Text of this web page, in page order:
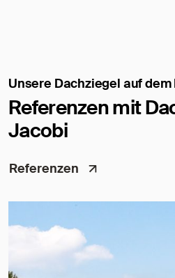
Unsere Dachziegel auf dem
Referenzen mit
Jacobi
Referenzen